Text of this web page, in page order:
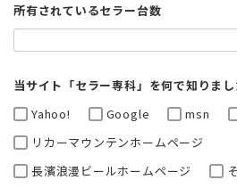
所有されているセラー台数
当サイト「セラー専科」を何で知りまし
Yahoo!
Google msn
リカーマウンテンホームページ
長濱浪漫ビールホームページ